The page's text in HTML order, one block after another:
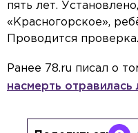
пять лет.
«Красногорское»,
Проводится проверка.
Ранее 78.ru писал о
насмерть